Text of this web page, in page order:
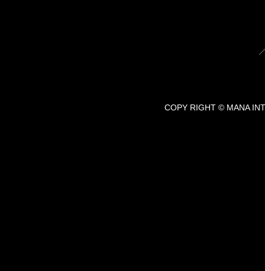
COPY RIGHT © MANA